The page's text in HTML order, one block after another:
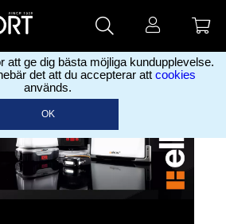
att ge dig bästa möjliga kundupplevelse.
det att du accepterar att cookies
används.
OK